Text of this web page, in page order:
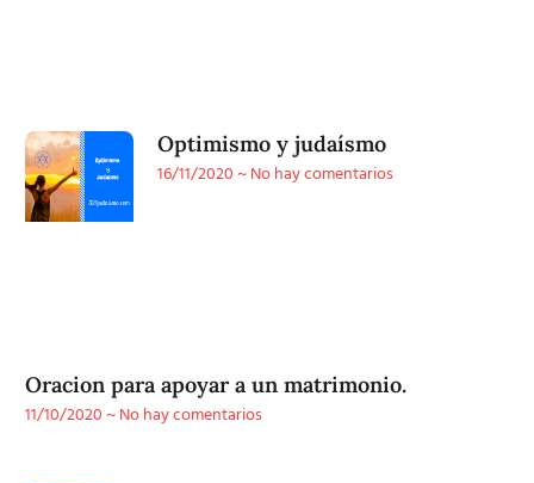
Optimismo y judaísmo
16/11/2020 No hay comentarios
Oracion para apoyar a un matrimonio.
11/10/2020 No hay comentarios